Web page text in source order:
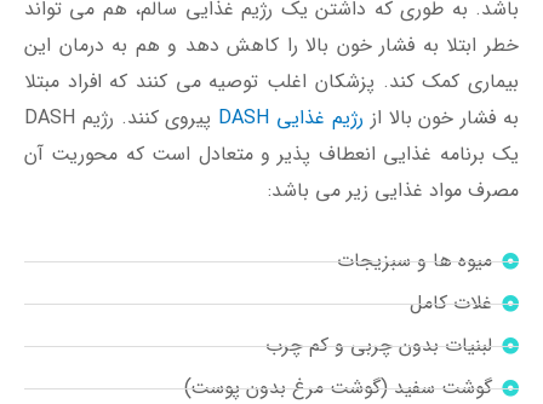
باشد. به طوری که داشتن یک رژیم غذایی سالم، هم می تواند
خطر ابتلا به فشار خون بالا را کاهش دهد و هم به درمان این
بیماری کمک کند. پزشکان اغلب توصیه می کنند که افراد مبتلا
به فشار خون بالا از رژیم غذایی DASH
پیروی کنند. رژیم DASH
یک برنامه غذایی انعطاف پذیر و متعادل است که محوریت آن
مصرف مواد غذایی زیر می باشد:
میوه ها و سبزیجات
غلات کامل
لبنیات بدون چربی و کم چرب
گوشت سفید (گوشت مرغ بدون پوست)